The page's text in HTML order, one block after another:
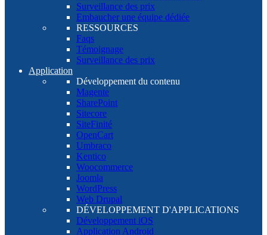
Surveillance des prix
Embaucher une équipe dédiée
RESSOURCES
Faqs
Témoignage
Surveillance des prix
Application
Développement du contenu
Magente
SharePoint
Sitecore
SiteFinité
OpenCart
Umbraco
Kentico
Woocommerce
Joomla
WordPress
Web Drupal
DÉVELOPPEMENT D'APPLICATIONS
Développement iOS
Application Android